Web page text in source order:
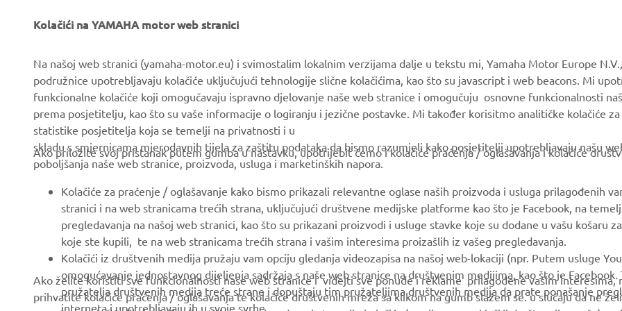
About us
Events
Press
Working at Yamaha
Become a Dealer
Human Rights Policy
Sustainability Basic Policy
Whistleblower Channel
eBike systems
Authorities & Police
Golfcourses
First responders
Robotics
Partnerships
Technical information for
independent dealers
Yamalube Safety Data
MyYamaha
Yamaha Motor Global
Parts Catalogue
Management of Waste
Kolačići na YAMAHA motor web stranici
Na našoj web stranici (yamaha-motor.eu) i svimostalim lokalnim verzijama dalje u tekstu mi, Yamaha Motor Europe
podružnice upotrebljavaju kolačiće uključujući tehnologije slične kolačićima, kao što su javascript i web beacons. Mi
funkcionalne kolačiće koji omogučavaju ispravno djelovanje naše web stranice i omogučuju osnovne funkcionalnosti
prema posjetitelju, kao što su vaše informacije o logiranju i jezične postavke. Mi također korisitmo analitičke kolačiće
statistike posjetitelja koja se temelji na privatnosti i u
skladu s smjernicama mjerodavnih tijela za zaštitu podataka da bismo razumjeli kako posjetitelji upotrebljavaju našu
poboljšanja naše web stranice, proizvoda, usluga i marketinških napora.
Ako priložite svoj pristanak putem gumba u nastavku, upotrijebit ćemo i kolačiće praćenja / oglašavanja i kolačiće
Kolačiće za praćenje / oglašavanje kako bismo prikazali relevantne oglase naših proizvoda i usluga prilagođenih
stranici i na web stranicama trećih strana, uključujući društvene medijske platforme kao što je Facebook, na
pregledavanja na našoj web stranici, kao što su prikazani proizvodi i usluge stavke koje su dodane u vašu košaru
koje ste kupili, te na web stranicama trećih strana i vašim interesima proizašlih iz vašeg pregledavanja.
Kolačići iz društvenih medija pružaju vam opciju gledanja videozapisa na našoj web-lokaciji (npr. Putem usluge
omogućavanje jednostavnog dijeljenja sadržaja s naše web stranice na društvenim medijima, kao što je Facebook.
pružatelja društvenih medija treće strane i dopuštaju tim pružateljima društvenih medija da prate ponašanje
interneta i upotrebljavaju ih u svoje svrhe.
Ako želite koristiti sve funkcionalnosti naše web stranice i videjti sve ponude i reklame prilagođene vašim interesima,
prihvatite kolačiće praćenja / oglašavanja te kolačiće društvenih mreža sa klikom na gumb slažem se. u slučaju da ne